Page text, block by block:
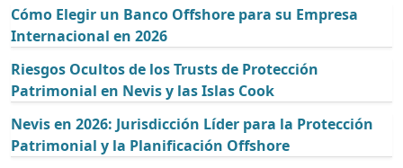
Cómo Elegir un Banco Offshore para su Empresa
Internacional en 2026
Riesgos Ocultos de los Trusts de Protección
Patrimonial en Nevis y las Islas Cook
Nevis en 2026: Jurisdicción Líder para la Protección
Patrimonial y la Planificación Offshore